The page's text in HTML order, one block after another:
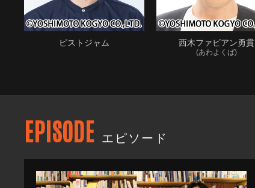
ピストジャム 西木ファビアン勇貫
(あわよくば)
EPISODE エピソード